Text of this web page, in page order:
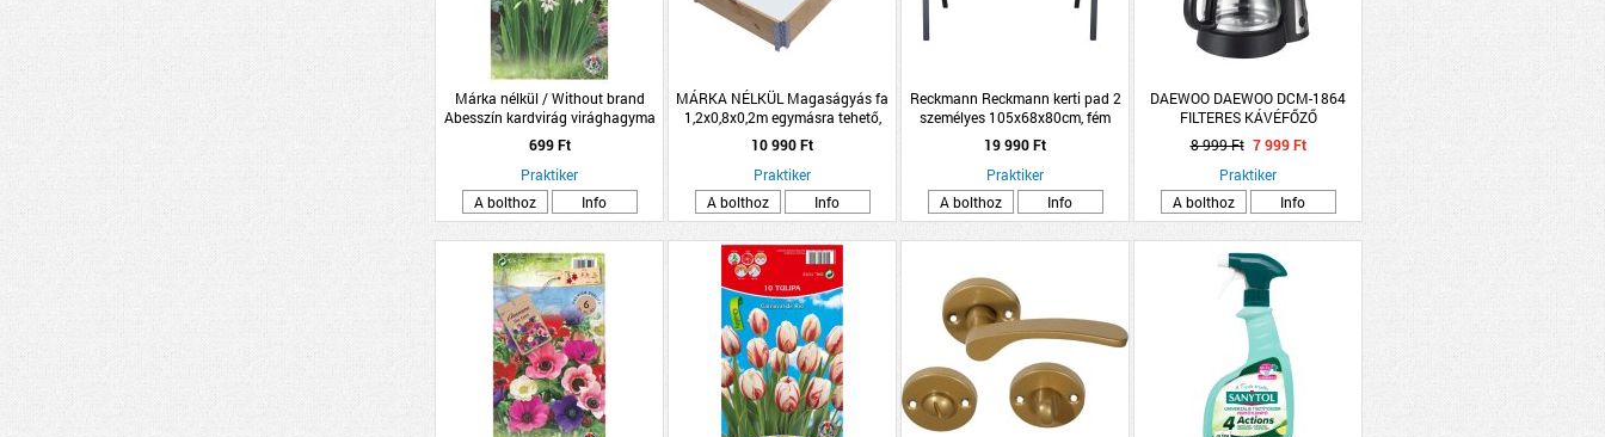
Márka nélkül / Without brand
Abesszín kardvirág virághagyma
8db/csomag fehér
699 Ft
Praktiker
A bolthoz
Info
MÁRKA NÉLKÜL Magaságyás fa
1,2x0,8x0,2m egymásra tehető,
összecsukható
10 990 Ft
Praktiker
A bolthoz
Info
Reckmann Reckmann kerti pad 2
személyes 105x68x80cm, fém
19 990 Ft
Praktiker
A bolthoz
Info
DAEWOO DAEWOO DCM-1864
FILTERES KÁVÉFŐZŐ
8 999 Ft 7 999 Ft
Praktiker
A bolthoz
Info